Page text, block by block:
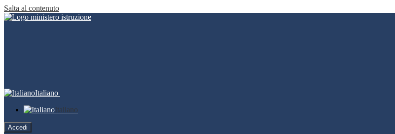
Salta al contenuto
Italiano
Italiano
Accedi